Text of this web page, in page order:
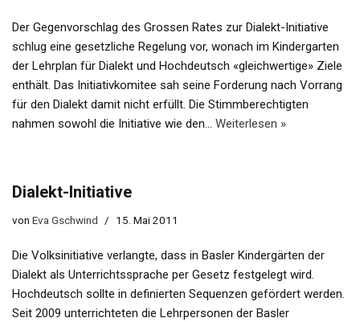
Der Gegenvorschlag des Grossen Rates zur Dialekt-Initiative
schlug eine gesetzliche Regelung vor, wonach im Kindergarten
der Lehrplan für Dialekt und Hochdeutsch «gleichwertige» Ziele
enthält. Das Initiativkomitee sah seine Forderung nach Vorrang
für den Dialekt damit nicht erfüllt. Die Stimmberechtigten
nahmen sowohl die Initiative wie den… Weiterlesen »
Dialekt-Initiative
von Eva Gschwind 15. Mai 2011
Die Volksinitiative verlangte, dass in Basler Kindergärten der
Dialekt als Unterrichtssprache per Gesetz festgelegt wird.
Hochdeutsch sollte in definierten Sequenzen gefördert werden.
Seit 2009 unterrichteten die Lehrpersonen der Basler